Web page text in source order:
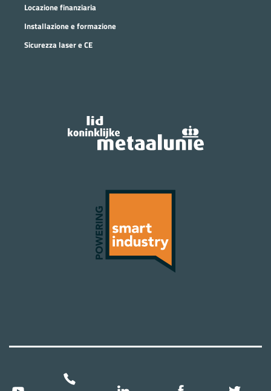
Locazione finanziaria
Installazione e formazione
Sicurezza laser e CE